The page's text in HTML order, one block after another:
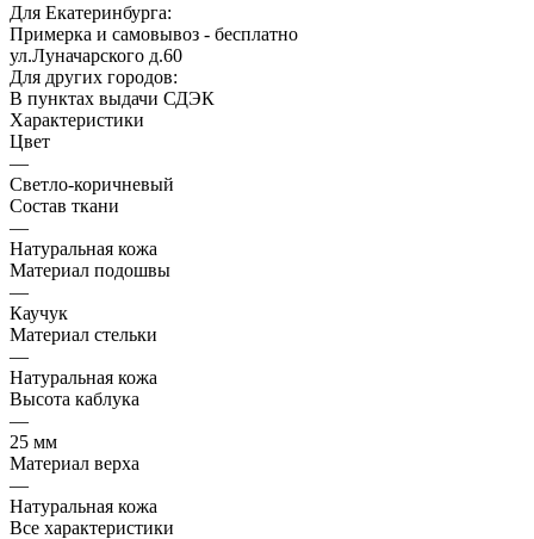
Для Екатеринбурга:
Примерка и самовывоз - бесплатно
ул.Луначарского д.60
Для других городов:
В пунктах выдачи СДЭК
Характеристики
Цвет
—
Светло-коричневый
Состав ткани
—
Натуральная кожа
Материал подошвы
—
Каучук
Материал стельки
—
Натуральная кожа
Высота каблука
—
25 мм
Материал верха
—
Натуральная кожа
Все характеристики